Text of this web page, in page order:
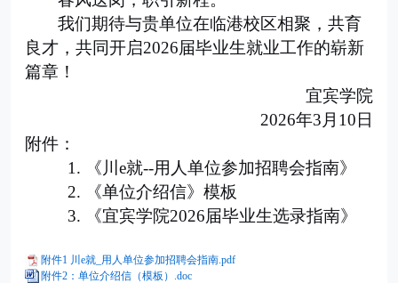
我们期待与贵单位在临港校区相聚，共育
良才，共同开启2026届毕业生就业工作的崭新
篇章！
宜宾学院
2026年3 月 10 日
附件：
1.
《川 e就--用人单位参加招聘会指南》
2.
《单位介绍信》 模板
3.
《宜宾学院2026届毕业生选录指南》
附件1 川e就_用人单位参加招聘会指南.pdf
附件2：单位介绍信（模板）.doc